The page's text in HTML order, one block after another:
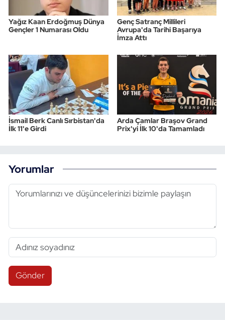
Yağız Kaan Erdoğmuş Dünya
Gençler 1 Numarası Oldu
Genç Satranç Millileri
Avrupa'da Tarihi Başarıya
İmza Attı
İsmail Berk Canlı Sırbistan'da
İlk 11'e Girdi
Arda Çamlar Braşov Grand
Prix'yi İlk 10'da Tamamladı
Yorumlar
Gönder